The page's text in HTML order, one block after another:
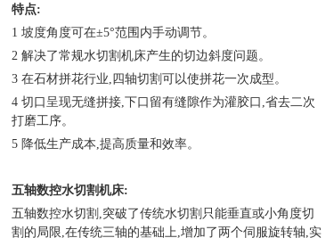
特点:
1 坡度角度可在±5°范围内手动调节。
2 解决了常规水切割机床产生的切边斜度问题。
3 在石材拼花行业,四轴切割可以使拼花一次成型。
4 切口呈现无缝拼接,下口留有缝隙作为灌胶口,省去二次
打磨工序。
5 降低生产成本,提高质量和效率。
五轴数控水切割机床:
五轴数控水切割,突破了传统水切割只能垂直或小角度切
割的局限,在传统三轴的基础上,增加了两个伺服旋转轴,实